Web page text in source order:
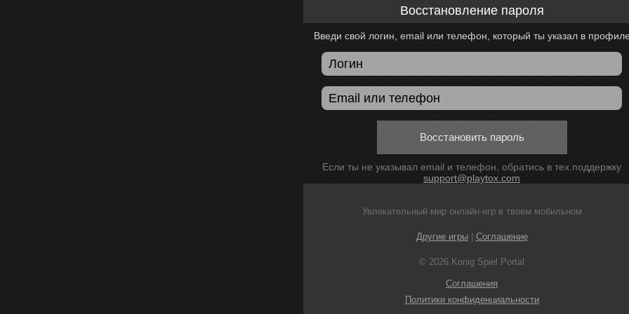
Восстановление пароля
Введи свой логин, email или телефон, который ты указал в
Восстановить пароль
Если ты не указывал email и телефон, обратись в тех.поддержку
support@playtox.com
Увлекательный мир онлайн-игр в твоем мобильном
Другие игры| Соглашение
© 2026 Konig Spiel Portal
Соглашения
Политики конфиденциальности